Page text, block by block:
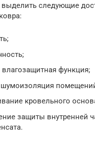
следующие
функция;
шумоизоляция
кровельного
защиты внутренней